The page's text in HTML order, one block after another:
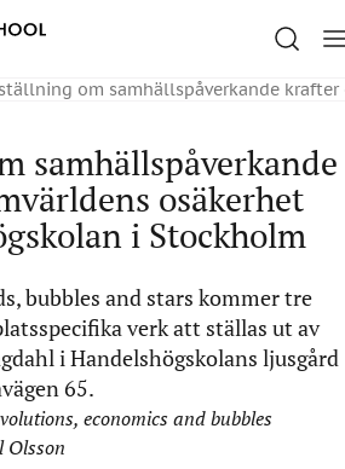
om samhällspåverkande
samhällspåverkande
osäkerhet
i Stockholm
bubbles and stars kommer tre
verk att ställas ut av
i Handelshögskolans ljusgård
65.
economics and bubbles
Olsson